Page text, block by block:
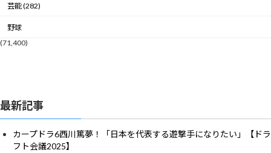
芸能 (282)
野球
(71,400)
最新記事
カープドラ6西川篤夢！「日本を代表する遊撃手になりたい」【ドラ
フト会議2025】